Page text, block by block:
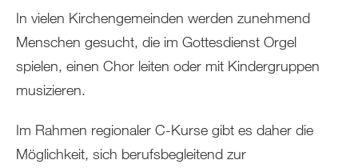
sich
In vielen Kirchengemeinden werden zunehmend
Menschen gesucht, die im Gottesdienst Orgel
spielen, einen Chor leiten oder mit Kindergruppen
musizieren.
Im Rahmen regionaler C-Kurse gibt es daher die
Möglichkeit, sich berufsbegleitend zur